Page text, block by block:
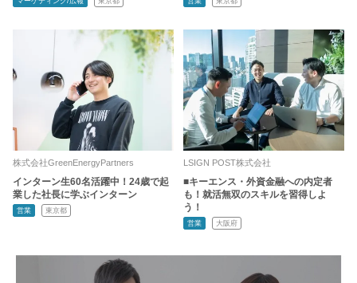
株式会社GreenEnergyPartners
インターン生60名活躍中！24歳で起
業した社長に学ぶインターン
営業 東京都
LSIGN POST株式会社
■キーエンス・外資金融への内定者
も！就活無双のスキルを習得しよ
う！
営業 大阪府